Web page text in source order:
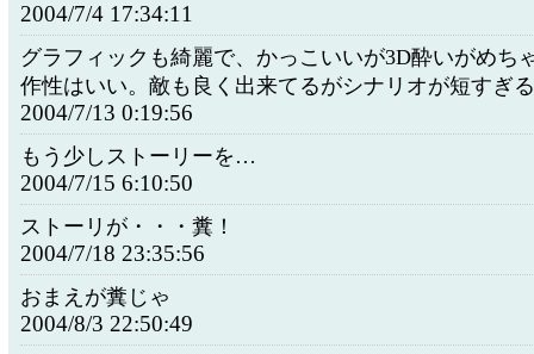
2004/7/4 17:34:11
グラフィックも綺麗で、かっこいいが3D酔いがめち
作性はいい。敵も良く出来てるがシナリオが短すぎ
2004/7/13 0:19:56
もう少しストーリーを…
2004/7/15 6:10:50
ストーリが・・・糞！
2004/7/18 23:35:56
おまえが糞じゃ
2004/8/3 22:50:49